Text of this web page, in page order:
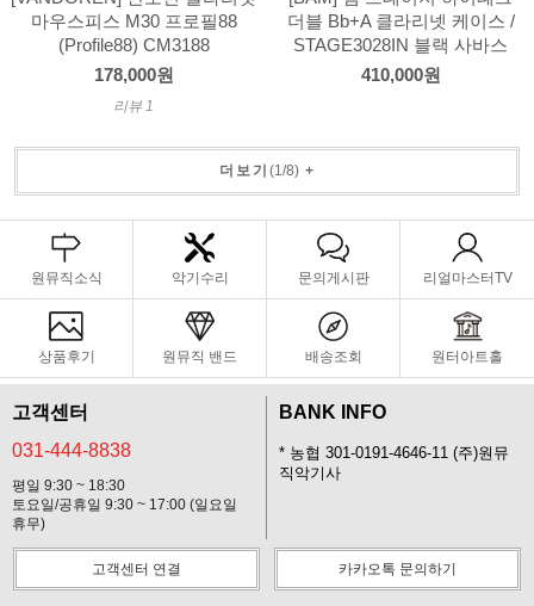
마우스피스 M30 프로필88
(Profile88) CM3188
178,000원
리뷰 1
더블 Bb+A 클라리넷 케이스 /
STAGE3028IN 블랙 사바스
410,000원
더보기 (1 /8)+
원뮤직소식 악기수리 문의게시판 리얼마스터TV
상품후기 원뮤직 밴드 배송조회 원터아트홀
고객센터
031-444-8838
평일 9:30 ~ 18:30
토요일/공휴일 9:30 ~ 17:00 (일요일
휴무)
BANK INFO
* 농협 301-0191-4646-11 (주)원뮤
직악기사
고객센터 연결 카카오톡 문의하기